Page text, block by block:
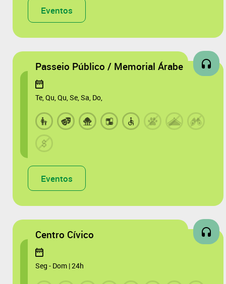
Eventos
Passeio Público / Memorial Árabe
Te, Qu, Qu, Se, Sa, Do,
Eventos
Centro Cívico
Seg - Dom | 24h